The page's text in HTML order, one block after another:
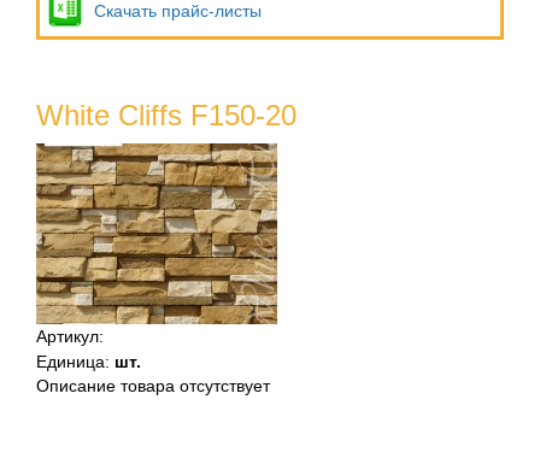
Скачать прайс-листы
White Cliffs F150-20
Артикул:
Единица: шт.
Описание товара отсутствует